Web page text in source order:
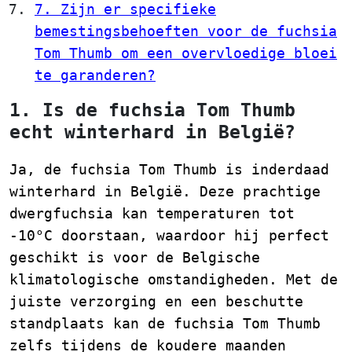
7. Zijn er specifieke
bemestingsbehoeften voor de fuchsia
Tom Thumb om een overvloedige bloei
te garanderen?
1. Is de fuchsia Tom Thumb
echt winterhard in België?
Ja, de fuchsia Tom Thumb is inderdaad
winterhard in België. Deze prachtige
dwergfuchsia kan temperaturen tot
-10°C doorstaan, waardoor hij perfect
geschikt is voor de Belgische
klimatologische omstandigheden. Met de
juiste verzorging en een beschutte
standplaats kan de fuchsia Tom Thumb
zelfs tijdens de koudere maanden